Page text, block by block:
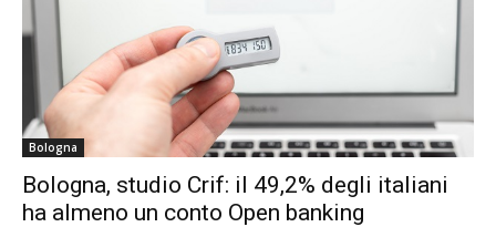
Bologna
Bologna, studio Crif: il 49,2% degli italiani
ha almeno un conto Open banking